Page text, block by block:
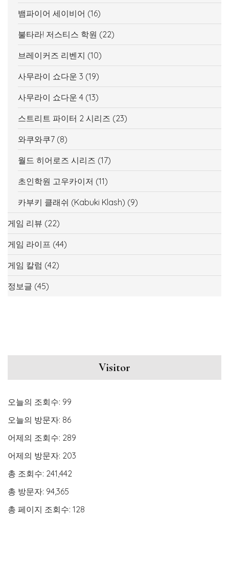
뱀파이어 세이비어 (16)
불타라! 저스티스 학원 (22)
브레이커즈 리벤지 (10)
사무라이 쇼다운 3 (19)
사무라이 쇼다운 4 (13)
스트리트 파이터 2 시리즈 (23)
와쿠와쿠7 (8)
월드 히어로즈 시리즈 (17)
초인학원 고우카이저 (11)
카부키 클래쉬 (Kabuki Klash) (9)
게임 리뷰 (22)
게임 라이프 (44)
게임 칼럼 (42)
정보글 (45)
Visitor
오늘의 조회수: 99
오늘의 방문자: 86
어제의 조회수: 289
어제의 방문자: 203
총 조회수: 241,442
총 방문자: 94,365
총 페이지 조회수: 128